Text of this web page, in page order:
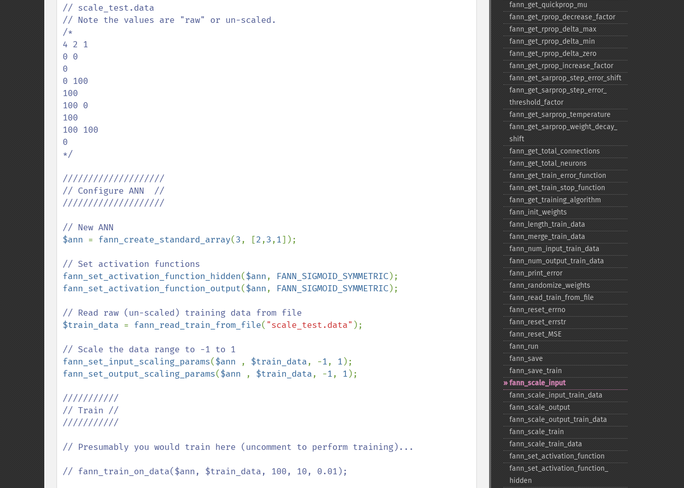
// scale_test.data
// Note the values are "raw" or un-scaled.
/*
4 2 1
0 0
0
0 100
100
100 0
100
100 100
0
*/
////////////////////
// Configure ANN  //
////////////////////
$ann = fann_create_standard_array(3, [2,3,1]);
fann_set_activation_function_hidden($ann, FANN_SIGMOID_SYMMETRIC
fann_set_activation_function_output($ann, FANN_SIGMOID_SYMMETRIC);
$train_data = fann_read_train_from_file( "scale_test.data" );
fann_set_input_scaling_params($ann , $train_data, -1, 1
fann_set_output_scaling_params($ann , $train_data, -1, 1 );
///////////
// Train //
///////////
// Presumably you would train here (uncomment to perform training)...
// fann_train_on_data($ann, $train_data, 100, 10, 0.01);
fann_​get_​quickprop_​mu
fann_​get_​rprop_​decrease_​factor
fann_​get_​rprop_​delta_​max
fann_​get_​rprop_​delta_​min
fann_​get_​rprop_​delta_​zero
fann_​get_​rprop_​increase_​factor
fann_​get_​sarprop_​step_​error_​shift
fann_​get_​sarprop_​step_​error_​
threshold_​factor
fann_​get_​sarprop_​temperature
fann_​get_​sarprop_​weight_​decay_​
shift
fann_​get_​total_​connections
fann_​get_​total_​neurons
fann_​get_​train_​error_​function
fann_​get_​train_​stop_​function
fann_​get_​training_​algorithm
fann_​init_​weights
fann_​length_​train_​data
fann_​merge_​train_​data
fann_​num_​input_​train_​data
fann_​num_​output_​train_​data
fann_​print_​error
fann_​randomize_​weights
fann_​read_​train_​from_​file
fann_​reset_​errno
fann_​reset_​errstr
fann_​reset_​MSE
fann_​run
fann_​save
fann_​save_​train
fann_​scale_​input
fann_​scale_​input_​train_​data
fann_​scale_​output
fann_​scale_​output_​train_​data
fann_​scale_​train
fann_​scale_​train_​data
fann_​set_​activation_​function
fann_​set_​activation_​function_​
hidden